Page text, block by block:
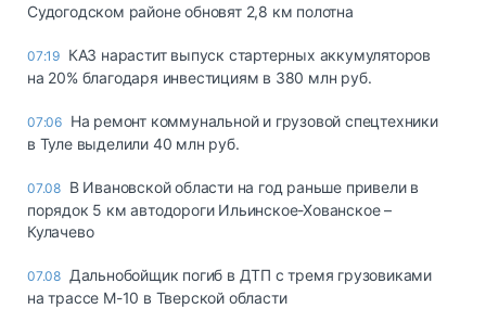
Судогодском районе обновят 2,8 км полотна
07:19 КАЗ нарастит выпуск стартерных аккумуляторов
на 20% благодаря инвестициям в 380 млн руб.
07:06 На ремонт коммунальной и грузовой спецтехники
в Туле выделили 40 млн руб.
07.08 В Ивановской области на год раньше привели в
порядок 5 км автодороги Ильинское-Хованское –
Кулачево
07.08 Дальнобойщик погиб в ДТП с тремя грузовиками
на трассе М-10 в Тверской области